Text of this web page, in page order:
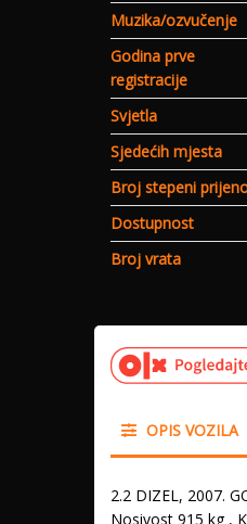
Muzika/ozvučenje
Godina prve
registracije
Svjetla
Sjedećih mjesta
Broj stepeni
Dostupnost
Broj vrata
OPIS VOZILA
2.2 DIZEL, 2007.
Nosivost 915 kg